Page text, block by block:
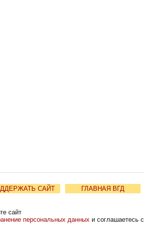
САЙТ
ГЛАВНАЯ ВГД
сайт
персональных данных и соглашаетесь с